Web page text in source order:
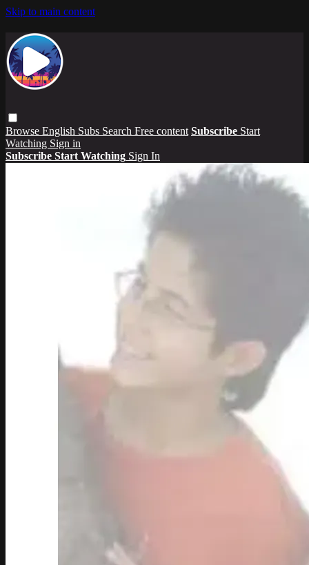
Skip to main content
Browse English Subs Search Free content Subscribe Start
Watching Sign in
Subscribe Start Watching Sign In